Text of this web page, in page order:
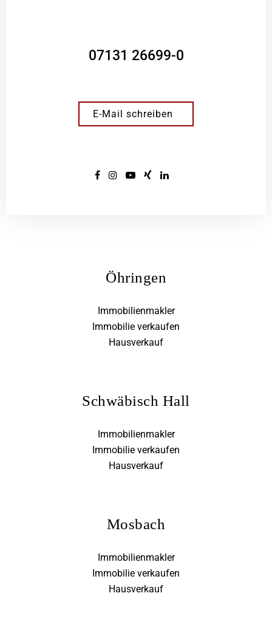
07131 26699-0
E-Mail schreiben
Öhringen
Immobilienmakler
Immobilie verkaufen
Hausverkauf
Schwäbisch Hall
Immobilienmakler
Immobilie verkaufen
Hausverkauf
Mosbach
Immobilienmakler
Immobilie verkaufen
Hausverkauf